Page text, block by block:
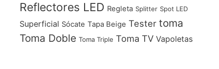
Reflectores LED Regleta Splitter Spot LED
Superficial Sócate Tapa Beige Tester toma
Toma Doble Toma Triple Toma TV Vapoletas